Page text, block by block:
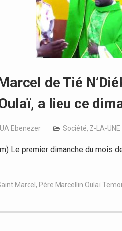
de Tié
a lieu ce
Ebenezer Société, Z-LA-UNE
Le premier dimanche du mois
Marcel , Père Marcellin Oulaï